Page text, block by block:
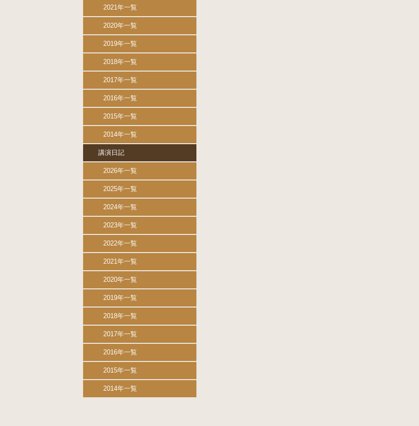
2021年一覧
2020年一覧
2019年一覧
2018年一覧
2017年一覧
2016年一覧
2015年一覧
2014年一覧
講演日記
2026年一覧
2025年一覧
2024年一覧
2023年一覧
2022年一覧
2021年一覧
2020年一覧
2019年一覧
2018年一覧
2017年一覧
2016年一覧
2015年一覧
2014年一覧